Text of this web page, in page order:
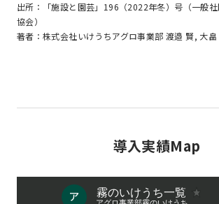
出所：「施設と園芸」196（2022年冬）号（一般
協会）
著者：株式会社いけうちアグロ事業部 渡邉 賢, 大
導入実績Map